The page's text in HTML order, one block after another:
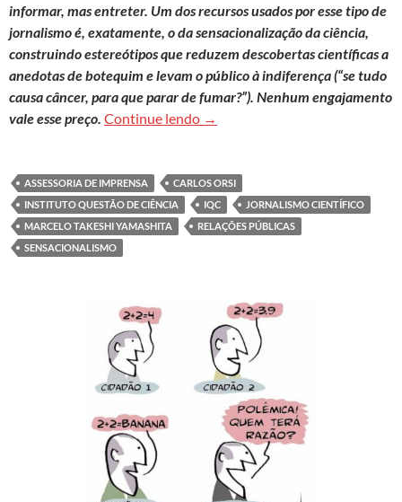
informar, mas entreter. Um dos recursos usados por esse tipo de
jornalismo é, exatamente, o da sensacionalização da ciência,
construindo estereótipos que reduzem descobertas científicas a
anedotas de botequim e levam o público à indiferença (“se tudo
causa câncer, para que parar de fumar?”). Nenhum engajamento
vale esse preço. Continue lendo Comunicação sensacionalista
→
ASSESSORIA DE IMPRENSA
CARLOS ORSI
INSTITUTO QUESTÃO DE CIÊNCIA
IQC
JORNALISMO CIENTÍFICO
MARCELO TAKESHI YAMASHITA
RELAÇÕES PÚBLICAS
SENSACIONALISMO